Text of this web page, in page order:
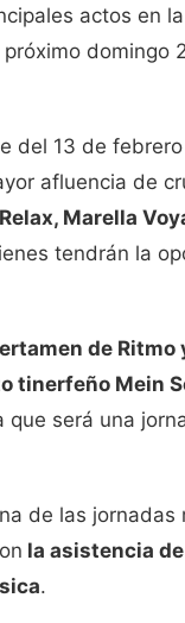
actos en
domingo
del 13 de
afluencia de
, Marella
tendrán la
de Ritmo
tinerfeño Mein
será una
de las
la asistencia
.